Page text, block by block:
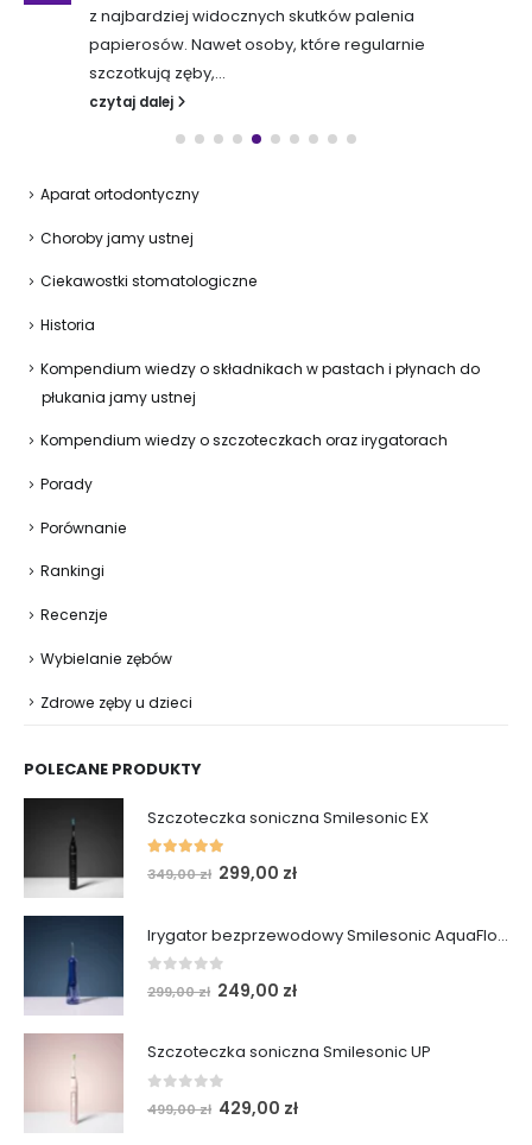
z najbardziej widocznych skutków palenia
papierosów. Nawet osoby, które regularnie
szczotkują zęby,...
czytaj dalej
Aparat ortodontyczny
Choroby jamy ustnej
Ciekawostki stomatologiczne
Historia
Kompendium wiedzy o składnikach w pastach i płynach do
płukania jamy ustnej
Kompendium wiedzy o szczoteczkach oraz irygatorach
Porady
Porównanie
Rankingi
Recenzje
Wybielanie zębów
Zdrowe zęby u dzieci
POLECANE PRODUKTY
Szczoteczka soniczna Smilesonic EX
out of 5
349,00zł Pierwotna
wynosiła:
349,00 zł.
299,00 złAktualna
wynosi:
Irygator bezprzewodowy Smilesonic AquaFlow
out of 5
299,00zł Pierwotna
wynosiła:
299,00 zł.
249,00 złAktualna
wynosi:
Szczoteczka soniczna Smilesonic UP
out of 5
499,00zł Pierwotna
429,00 złAktualna